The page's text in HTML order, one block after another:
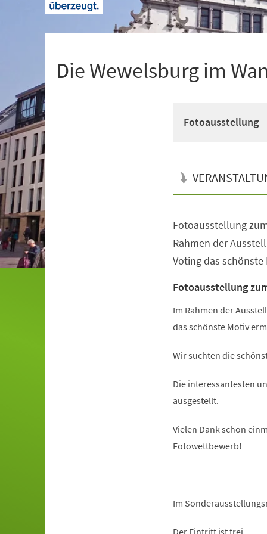
Die Wewelsburg im
Fotoausstellung
Fotoausstellung
Rahmen der
Voting das
Fotoausstellung
Im Rahmen der
das schönste Motiv
Wir suchten die
Die interessantesten
ausgestellt.
Vielen Dank schon
Fotowettbewerb!
Im
Der Eintritt ist frei